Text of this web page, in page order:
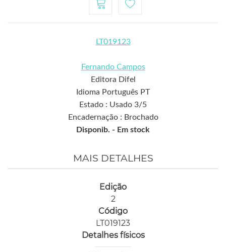
LT019123
Fernando Campos
Editora Difel
Idioma Português PT
Estado : Usado 3/5
Encadernação : Brochado
Disponib. - Em stock
MAIS DETALHES
Edição
2
Código
LT019123
Detalhes físicos